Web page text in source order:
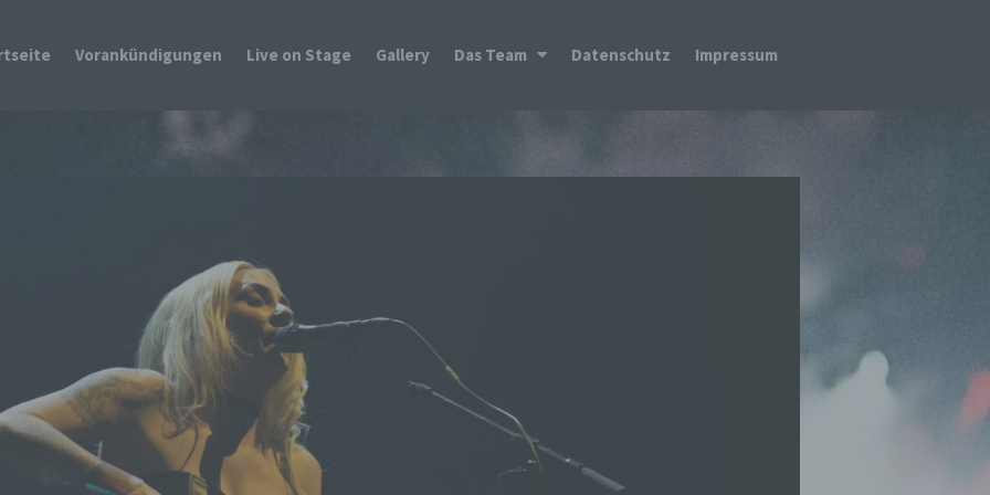
Vorankündigungen Live on Stage Gallery Das Team Datenschutz Impressum